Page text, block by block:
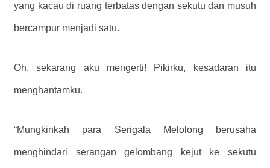
yang kacau di ruang terbatas dengan sekutu dan musuh
bercampur menjadi satu.
Oh, sekarang aku mengerti! Pikirku, kesadaran itu
menghantamku.
“Mungkinkah para Serigala Melolong berusaha
menghindari serangan gelombang kejut ke sekutu